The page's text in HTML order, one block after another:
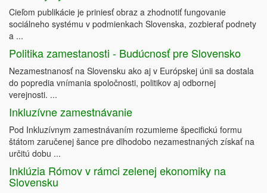
Cieľom publikácie je priniesť obraz a zhodnotiť fungovanie
sociálneho systému v podmienkach Slovenska, zozbierať podnety
a ...
Politika zamestanosti - Budúcnosť pre Slovensko
Nezamestnanosť na Slovensku ako aj v Európskej únii sa dostala
do popredia vnímania spoločnosti, politikov aj odbornej
verejnosti. ...
Inkluzívne zamestnávanie
Pod Inkluzívnym zamestnávaním rozumieme špecifickú formu
štátom zaručenej šance pre dlhodobo nezamestnaných získať na
určitú dobu ...
Inklúzia Rómov v rámci zelenej ekonomiky na
Slovensku